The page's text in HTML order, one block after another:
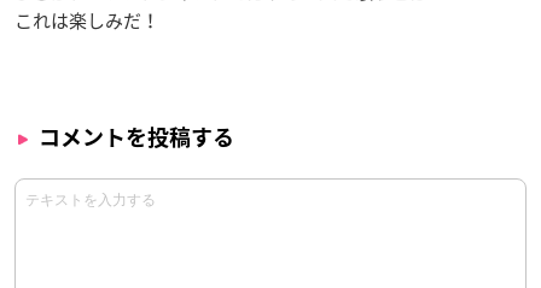
これは楽しみだ！
コメントを投稿する